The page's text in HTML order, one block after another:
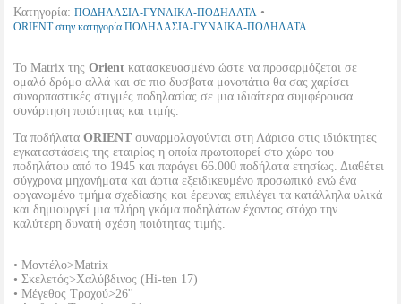
Κατηγορία: ΠΟΔΗΛΑΣΙΑ-ΓΥΝΑΙΚΑ-ΠΟΔΗΛΑΤΑ •
ORIENT στην κατηγορία ΠΟΔΗΛΑΣΙΑ-ΓΥΝΑΙΚΑ-ΠΟΔΗΛΑΤΑ
Το Matrix της Orient κατασκευασμένο ώστε να προσαρμόζεται σε
ομαλό δρόμο αλλά και σε πιο δυσβατα μονοπάτια θα σας χαρίσει
συναρπαστικές στιγμές ποδηλασίας σε μια ιδιαίτερα συμφέρουσα
συνάρτηση ποιότητας και τιμής.
Τα ποδήλατα ORIENT συναρμολογούνται στη Λάρισα στις ιδιόκτητες
εγκαταστάσεις της εταιρίας η οποία πρωτοπορεί στο χώρο του
ποδηλάτου από το 1945 και παράγει 66.000 ποδήλατα ετησίως. Διαθέτει
σύγχρονα μηχανήματα και άρτια εξειδικευμένο προσωπικό ενώ ένα
οργανωμένο τμήμα σχεδίασης και έρευνας επιλέγει τα κατάλληλα υλικά
και δημιουργεί μια πλήρη γκάμα ποδηλάτων έχοντας στόχο την
καλύτερη δυνατή σχέση ποιότητας τιμής.
• Μοντέλο>Matrix
• Σκελετός>Χαλύβδινος (Hi-ten 17)
• Μέγεθος Τροχού>26''